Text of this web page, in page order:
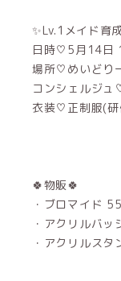
✨Lv.1メイド育
日時♡5月14
場所♡めいどり
コンシェルジュ
衣装♡正制服(研
🍀物販🍀
・ブロマイド
・アクリルバ
・アクリルス